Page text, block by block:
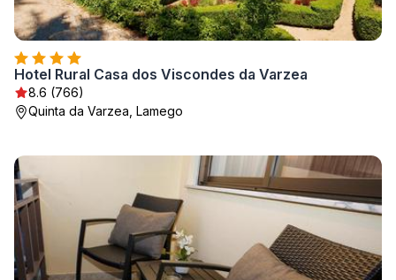
Hotel Rural Casa dos Viscondes da Varzea
8.6 (766)
Quinta da Varzea, Lamego